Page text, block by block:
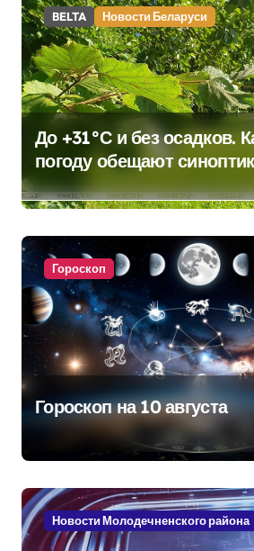
BELTA Новости Беларуси
До +31°С и без осадков.
погоду обещают
августа
Гороскоп
Гороскоп на 10 августа
Новости Молодечненского района